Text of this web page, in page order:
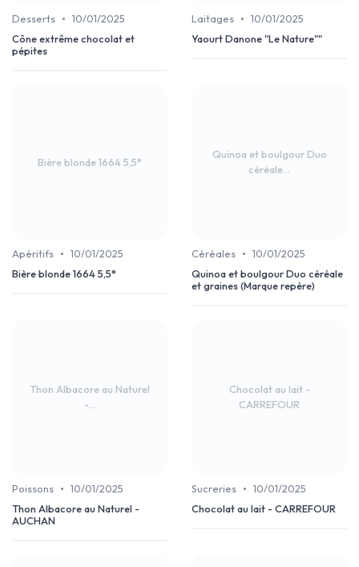
Desserts • 10/01/2025
Cône extrême chocolat et
pépites
Laitages • 10/01/2025
Yaourt Danone "Le Nature""
Bière blonde 1664 5,5°
Apéritifs • 10/01/2025
Bière blonde 1664 5,5°
Quinoa et boulgour Duo
céréale...
Céréales • 10/01/2025
Quinoa et boulgour Duo céréale
et graines (Marque repère)
Thon Albacore au Naturel
-...
Poissons • 10/01/2025
Thon Albacore au Naturel -
AUCHAN
Chocolat au lait -
CARREFOUR
Sucreries • 10/01/2025
Chocolat au lait - CARREFOUR